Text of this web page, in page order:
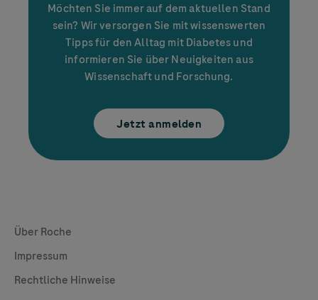
Möchten Sie immer auf dem aktuellen Stand
sein? Wir versorgen Sie mit wissenswerten
Tipps für den Alltag mit Diabetes und
informieren Sie über Neuigkeiten aus
Wissenschaft und Forschung.
Jetzt anmelden
Global Websites
Über Roche
Impressum
Rechtliche Hinweise